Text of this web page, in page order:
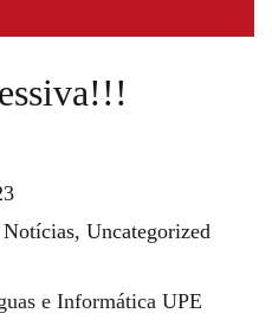
, Uncategorized
e Informática UPE